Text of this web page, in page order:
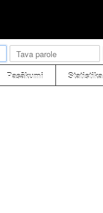
Pasākumi Statistika